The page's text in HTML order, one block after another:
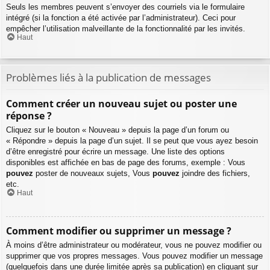
Seuls les membres peuvent s’envoyer des courriels via le formulaire
intégré (si la fonction a été activée par l’administrateur). Ceci pour
empêcher l’utilisation malveillante de la fonctionnalité par les invités.
Haut
Problèmes liés à la publication de messages
Comment créer un nouveau sujet ou poster une
réponse ?
Cliquez sur le bouton « Nouveau » depuis la page d’un forum ou
« Répondre » depuis la page d’un sujet. Il se peut que vous ayez besoin
d’être enregistré pour écrire un message. Une liste des options
disponibles est affichée en bas de page des forums, exemple : Vous
pouvez poster de nouveaux sujets, Vous pouvez joindre des fichiers,
etc.
Haut
Comment modifier ou supprimer un message ?
À moins d’être administrateur ou modérateur, vous ne pouvez modifier ou
supprimer que vos propres messages. Vous pouvez modifier un message
(quelquefois dans une durée limitée après sa publication) en cliquant sur